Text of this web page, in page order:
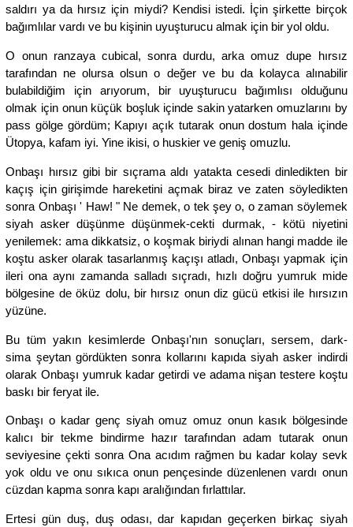
saldırı ya da hırsız için miydi? Kendisi istedi. İçin şirkette birçok
bağımlılar vardı ve bu kişinin uyuşturucu almak için bir yol oldu.
O onun ranzaya cubical, sonra durdu, arka omuz dupe hırsız
tarafından ne olursa olsun o değer ve bu da kolayca alınabilir
bulabildiğim için arıyorum, bir uyuşturucu bağımlısı olduğunu
olmak için onun küçük boşluk içinde sakin yatarken omuzlarını by
pass gölge gördüm; Kapıyı açık tutarak onun dostum hala içinde
Ütopya, kafam iyi. Yine ikisi, o huskier ve geniş omuzlu.
Onbaşı hırsız gibi bir sıçrama aldı yatakta cesedi dinledikten bir
kaçış için girişimde hareketini açmak biraz ve zaten söyledikten
sonra Onbaşı ' Haw! " Ne demek, o tek şey o, o zaman söylemek
siyah asker düşünme düşünmek-cekti durmak, - kötü niyetini
yenilemek: ama dikkatsiz, o koşmak biriydi alınan hangi madde ile
koştu asker olarak tasarlanmış kaçışı atladı, Onbaşı yapmak için
ileri ona aynı zamanda salladı sıçradı, hızlı doğru yumruk mide
bölgesine de öküz dolu, bir hırsız onun diz gücü etkisi ile hırsızın
yüzüne.
Bu tüm yakın kesimlerde Onbaşı'nın sonuçları, sersem, dark-
sima şeytan gördükten sonra kollarını kapıda siyah asker indirdi
olarak Onbaşı yumruk kadar getirdi ve adama nişan testere koştu
baskı bir feryat ile.
Onbaşı o kadar genç siyah omuz omuz onun kasık bölgesinde
kalıcı bir tekme bindirme hazır tarafından adam tutarak onun
seviyesine çekti sonra Ona acıdım rağmen bu kadar kolay sevk
yok oldu ve onu sıkıca onun pençesinde düzenlenen vardı onun
cüzdan kapma sonra kapı aralığından fırlattılar.
Ertesi gün duş, duş odası, dar kapıdan geçerken birkaç siyah